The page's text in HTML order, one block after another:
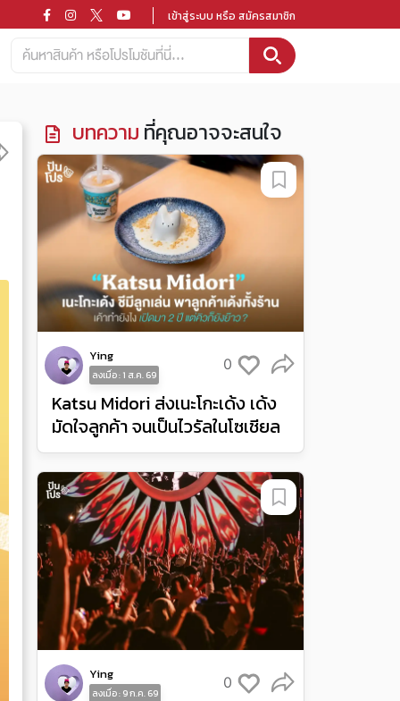
เข้าสู่ระบบ หรือ สมัครสมาชิก
บทความ ที่คุณอาจจะสนใจ
Ying
ลงเมื่อ : 1 ส.ค. 69
Katsu Midori ส่งเนะโกะเด้ง เด้ง
มัดใจลูกค้า จนเป็นไวรัลในโซเชียล
0
Ying
ลงเมื่อ : 9 ก.ค. 69
0